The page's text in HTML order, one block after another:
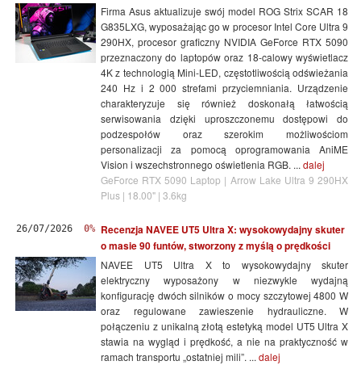
Firma Asus aktualizuje swój model ROG Strix SCAR 18
G835LXG, wyposażając go w procesor Intel Core Ultra 9
290HX, procesor graficzny NVIDIA GeForce RTX 5090
przeznaczony do laptopów oraz 18-calowy wyświetlacz
4K z technologią Mini-LED, częstotliwością odświeżania
240 Hz i 2 000 strefami przyciemniania. Urządzenie
charakteryzuje się również doskonałą łatwością
serwisowania dzięki uproszczonemu dostępowi do
podzespołów oraz szerokim możliwościom
personalizacji za pomocą oprogramowania AniME
Vision i wszechstronnego oświetlenia RGB. ... dalej
GeForce RTX 5090 Laptop | Arrow Lake Ultra 9 290HX
Plus | 18.00" | 3.6kg
26/07/2026 0%
Recenzja NAVEE UT5 Ultra X: wysokowydajny skuter
o masie 90 funtów, stworzony z myślą o prędkości
NAVEE UT5 Ultra X to wysokowydajny skuter
elektryczny wyposażony w niezwykle wydajną
konfigurację dwóch silników o mocy szczytowej 4800 W
oraz regulowane zawieszenie hydrauliczne. W
połączeniu z unikalną złotą estetyką model UT5 Ultra X
stawia na wygląd i prędkość, a nie na praktyczność w
ramach transportu „ostatniej mili”. ... dalej